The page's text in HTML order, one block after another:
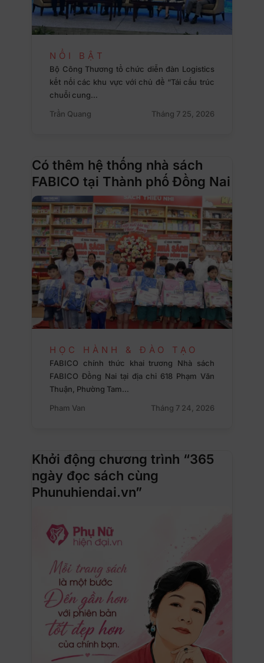
NỔI BẬT
Bộ Công Thương tổ chức diễn đàn Logistics
kết nối các khu vực với chủ đề “Tái cấu trúc
chuỗi cung…
Trần Quang
Tháng 7 25, 2026
Có thêm hệ thống nhà sách
FABICO tại Thành phố Đồng Nai
HỌC HÀNH & ĐÀO TẠO
FABICO chính thức khai trương Nhà sách
FABICO Đồng Nai tại địa chỉ 618 Phạm Văn
Thuận, Phường Tam…
Pham Van
Tháng 7 24, 2026
Khởi động chương trình “365
ngày đọc sách cùng
Phunuhiendai.vn”